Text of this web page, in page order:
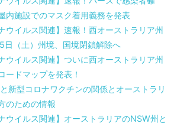
内施設でのマスク着用義務を発表
ウイルス関連】速報！西オーストラリア州
（土）州境、国境閉鎖解除へ
ウイルス関連】ついに西オーストラリア州
ードマップを発表！
新型コロナワクチンの関係とオーストラリ
のための情報
ウイルス関連】オーストラリアのNSW州と